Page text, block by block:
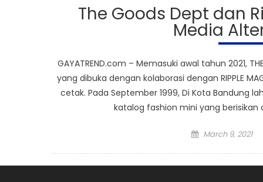
The Goods Dept dan
Media
GAYATREND.com – Memasuki awal tahun 2021,
yang dibuka dengan kolaborasi dengan RIPPLE
cetak. Pada September 1999, Di Kota Bandung
katalog fashion mini yang
Posted
March 9, 2021